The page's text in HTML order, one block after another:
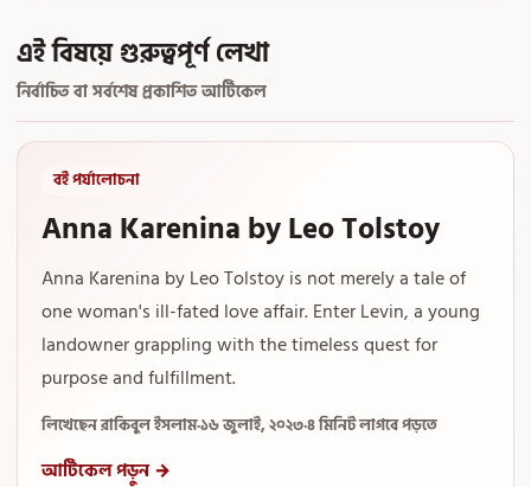
এই বিষয়ে গুরুত্বপূর্ণ লেখা
নির্বাচিত বা সর্বশেষ প্রকাশিত আর্টিকেল
বই পর্যালোচনা
Anna Karenina by Leo Tolstoy
Anna Karenina by Leo Tolstoy is not merely a tale of
one woman's ill-fated love affair. Enter Levin, a young
landowner grappling with the timeless quest for
purpose and fulfillment.
লিখেছেন রাকিবুল ইসলাম·১৬ জুলাই, ২০২৩·৪ মিনিট লাগবে পড়তে
আর্টিকেল পড়ুন →